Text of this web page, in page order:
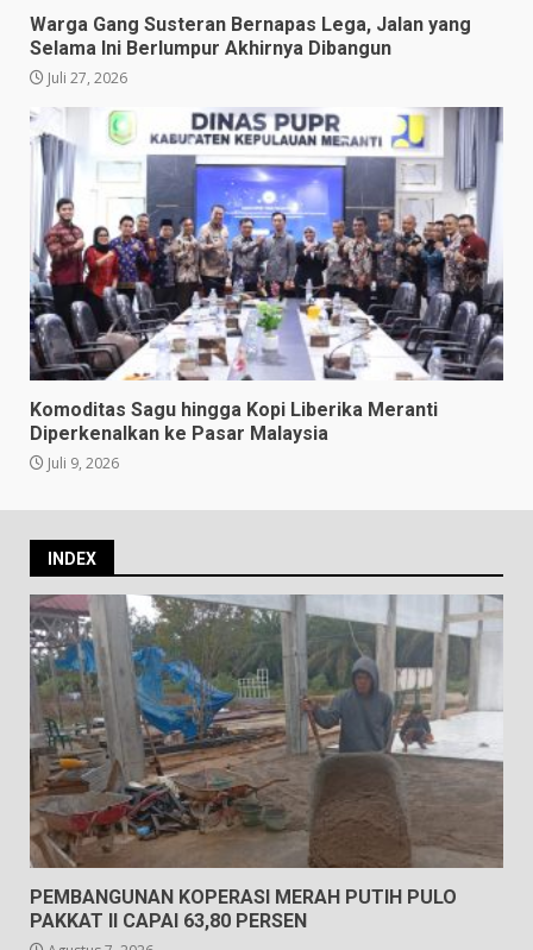
Warga Gang Susteran Bernapas Lega, Jalan yang
Selama Ini Berlumpur Akhirnya Dibangun
Juli 27, 2026
Komoditas Sagu hingga Kopi Liberika Meranti
Diperkenalkan ke Pasar Malaysia
Juli 9, 2026
INDEX
PEMBANGUNAN KOPERASI MERAH PUTIH PULO
PAKKAT II CAPAI 63,80 PERSEN